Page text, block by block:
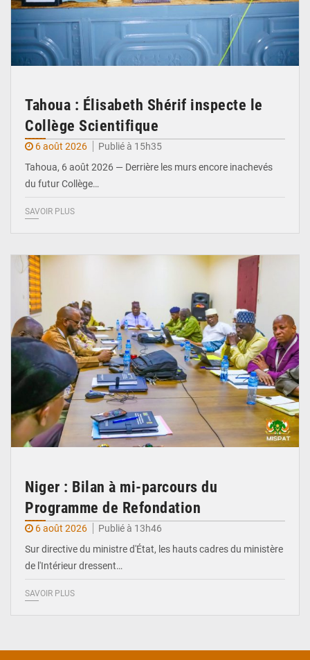
Tahoua : Élisabeth Shérif inspecte le
Collège Scientifique
6 août 2026
Publié à 15h35
Tahoua, 6 août 2026 — Derrière les murs encore inachevés
du futur Collège…
SAVOIR PLUS
Niger : Bilan à mi-parcours du
Programme de Refondation
6 août 2026
Publié à 13h46
Sur directive du ministre d'État, les hauts cadres du ministère
de l'Intérieur dressent…
SAVOIR PLUS